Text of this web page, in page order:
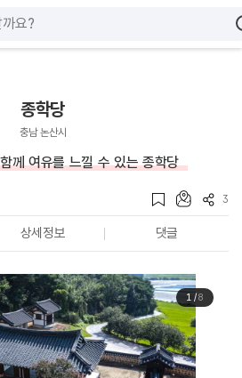
종학당
충남 논산시
께 여유를 느낄 수 있는 종학당
3
상세정보 댓글
1/8